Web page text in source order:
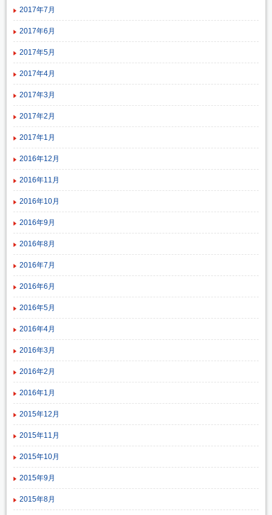
2017年7月
2017年6月
2017年5月
2017年4月
2017年3月
2017年2月
2017年1月
2016年12月
2016年11月
2016年10月
2016年9月
2016年8月
2016年7月
2016年6月
2016年5月
2016年4月
2016年3月
2016年2月
2016年1月
2015年12月
2015年11月
2015年10月
2015年9月
2015年8月